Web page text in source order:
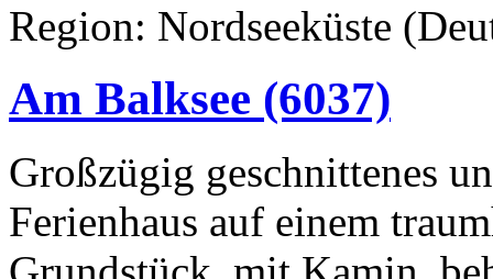
Region: Nordseeküste
Am Balksee (6037)
Großzügig geschnittenes
Ferienhaus auf einem